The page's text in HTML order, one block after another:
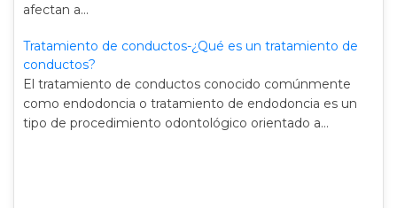
afectan a…
Tratamiento de conductos-¿Qué es un tratamiento de
conductos?
El tratamiento de conductos conocido comúnmente
como endodoncia o tratamiento de endodoncia es un
tipo de procedimiento odontológico orientado a…